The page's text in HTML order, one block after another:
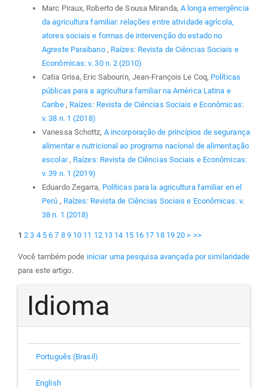
Marc Piraux, Roberto de Sousa Miranda, A longa emergência
da agricultura familiar: relações entre atividade agrícola,
atores sociais e formas de intervenção do estado no
Agreste Paraibano , Raízes: Revista de Ciências Sociais e
Econômicas: v. 30 n. 2 (2010)
Catia Grisa, Eric Sabourin, Jean-François Le Coq, Políticas
públicas para a agricultura familiar na América Latina e
Caribe , Raízes: Revista de Ciências Sociais e Econômicas:
v. 38 n. 1 (2018)
Vanessa Schottz, A incorporação de princípios de segurança
alimentar e nutricional ao programa nacional de alimentação
escolar , Raízes: Revista de Ciências Sociais e Econômicas:
v. 39 n. 1 (2019)
Eduardo Zegarra, Políticas para la agricultura familiar en el
Perú , Raízes: Revista de Ciências Sociais e Econômicas: v.
38 n. 1 (2018)
1 2 3 4 5 6 7 8 9 10 11 12 13 14 15 16 17 18 19 20 > >>
Você também pode iniciar uma pesquisa avançada por similaridade
para este artigo.
Idioma
Português (Brasil)
English